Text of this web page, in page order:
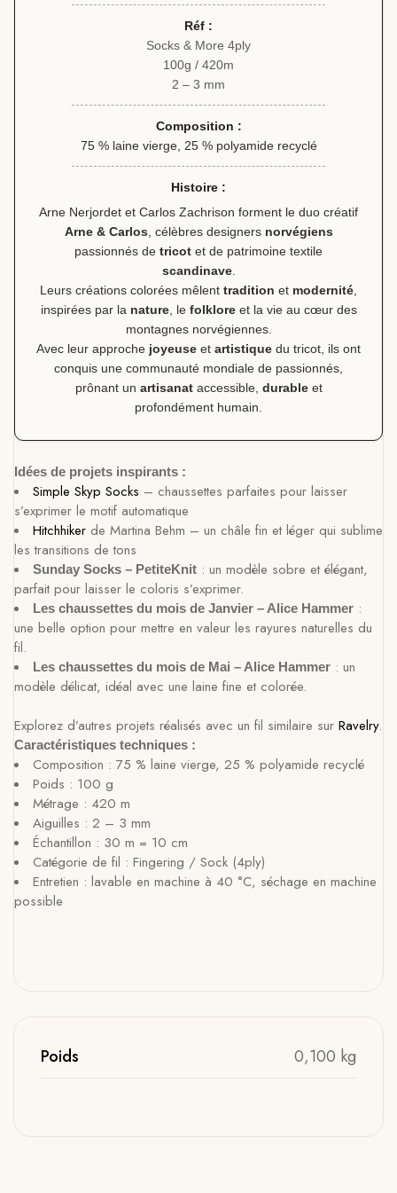
Réf :
Socks & More 4ply
100g / 420m
2 – 3 mm
Composition :
75 % laine vierge, 25 % polyamide recyclé
Histoire :
Arne Nerjordet et Carlos Zachrison forment le duo créatif
Arne & Carlos , célèbres designers norvégiens
passionnés de tricot et de patrimoine textile
scandinave.
Leurs créations colorées mêlent tradition et modernité
inspirées par la nature, le folkloreet la vie au cœur des
montagnes norvégiennes.
Avec leur approche joyeuse et artistique du tricot, ils ont
conquis une communauté mondiale de passionnés,
prônant un artisanataccessible, durableet
profondément humain.
Idées de projets inspirants :
Simple Skyp Socks – chaussettes parfaites pour laisser
s’exprimer le motif automatique
Hitchhiker de Martina Behm – un châle fin et léger qui sublime
les transitions de tons
Sunday Socks – PetiteKnit : un modèle sobre et élégant,
parfait pour laisser le coloris s’exprimer.
Les chaussettes du mois de Janvier – Alice Hammer :
une belle option pour mettre en valeur les rayures naturelles du
fil.
Les chaussettes du mois de Mai – Alice Hammer : un
modèle délicat, idéal avec une laine fine et colorée.
Explorez d’autres projets réalisés avec un fil similaire sur Ravelry.
Caractéristiques techniques :
Composition : 75 % laine vierge, 25 % polyamide recyclé
Poids : 100 g
Métrage : 420 m
Aiguilles : 2 – 3 mm
Échantillon : 30 m = 10 cm
Catégorie de fil : Fingering / Sock (4ply)
Entretien : lavable en machine à 40 °C, séchage en machine
possible
Poids 0,100 kg